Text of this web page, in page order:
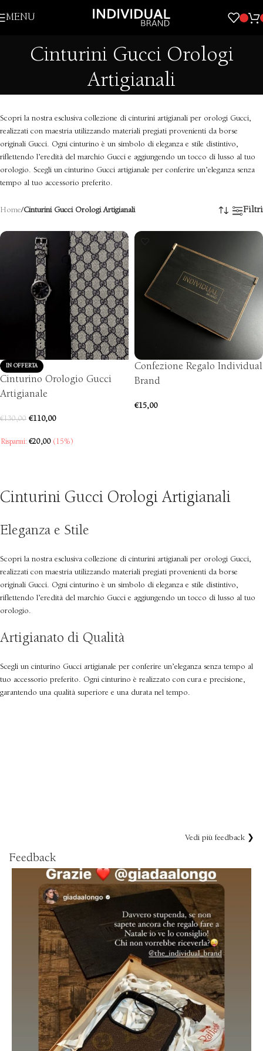
Skip to navigation
MENU
Cinturini Gucci Orologi
Artigianali
Scopri la nostra esclusiva collezione di cinturini artigianali per orologi Gucci,
realizzati con maestria utilizzando materiali pregiati provenienti da borse
originali Gucci. Ogni cinturino è un simbolo di eleganza e stile distintivo,
riflettendo l’eredità del marchio Gucci e aggiungendo un tocco di lusso al tuo
orologio. Scegli un cinturino Gucci artigianale per conferire un’eleganza senza
tempo al tuo accessorio preferito.
Home/Cinturini Gucci Orologi Artigianali Filtri
IN OFFERTA
Cinturino Orologio Gucci
Artigianale
€130,00 €110,00
Risparmi: €20,00 (15%)
Confezione Regalo Individual
Brand
€15,00
Cinturini Gucci Orologi Artigianali
Eleganza e Stile
Scopri la nostra esclusiva collezione di cinturini artigianali per orologi Gucci,
realizzati con maestria utilizzando materiali pregiati provenienti da borse
originali Gucci. Ogni cinturino è un simbolo di eleganza e stile distintivo,
riflettendo l’eredità del marchio Gucci e aggiungendo un tocco di lusso al tuo
orologio.
Artigianato di Qualità
Scegli un cinturino Gucci artigianale per conferire un’eleganza senza tempo al
tuo accessorio preferito. Ogni cinturino è realizzato con cura e precisione,
garantendo una qualità superiore e una durata nel tempo.
Feedback
Vedi più feedback ❯